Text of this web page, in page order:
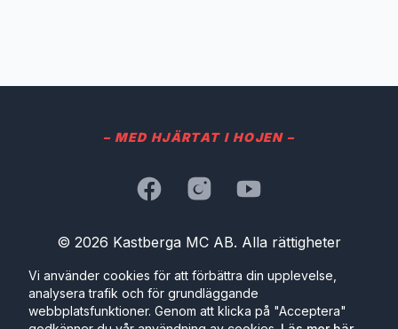
Vi använder cookies för att förbättra din upplevelse,
analysera trafik och för grundläggande
webbplatsfunktioner. Genom att klicka på "Acceptera"
– MED HJÄRTAT I HOJEN –
FacebookInstagramYouTube
© 2026 Kastberga MC AB. Alla rättigheter
Kastberga 209, 241 91 ESLÖV
Org.nummer: 559491-4409